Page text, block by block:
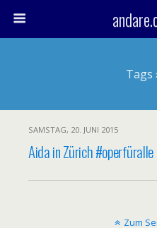
Tags
SAMSTAG, 20. JUNI 2015
Aida in Zürich #operfüralle
Zum